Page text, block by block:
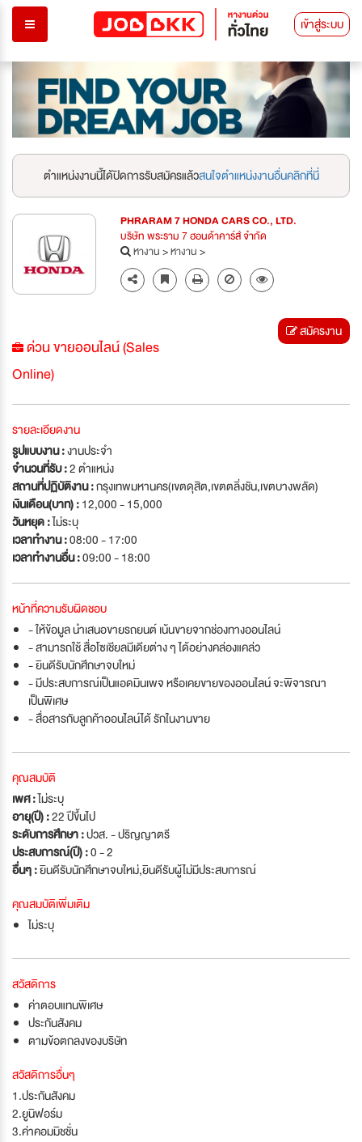
เข้าสู่ระบบ
ตำแหน่งงานนี้ได้ปิดการรับสมัครแล้วสนใจตำแหน่งงานอื่นคลิกที่นี่
PHRARAM 7 HONDA CARS CO., LTD.
บริษัท พระราม 7 ฮอนด้าคาร์ส์ จำกัด
หางาน>หางาน>
ด่วน ขายออนไลน์ (Sales
Online)
สมัครงาน
รายละเอียดงาน
รูปแบบงาน :งานประจำ
จำนวนที่รับ :2 ตำแหน่ง
สถานที่ปฏิบัติงาน :กรุงเทพมหานคร(เขตดุสิต,เขตตลิ่งชัน,เขตบางพลัด)
เงินเดือน(บาท) :12,000 - 15,000
วันหยุด :ไม่ระบุ
เวลาทำงาน :08:00 - 17:00
เวลาทำงานอื่น :09:00 - 18:00
หน้าที่ความรับผิดชอบ
- ให้ข้อมูล นำเสนอขายรถยนต์ เน้นขายจากช่องทางออนไลน์
- สามารถใช้ สื่อโซเชียลมีเดียต่าง ๆ ได้อย่างคล่องแคล่ว
- ยินดีรับนักศึกษาจบใหม่
- มีประสบการณ์เป็นแอดมินเพจ หรือเคยขายของออนไลน์ จะพิจารณา
เป็นพิเศษ
- สื่อสารกับลูกค้าออนไลน์ได้ รักในงานขาย
คุณสมบัติ
เพศ :ไม่ระบุ
อายุ(ปี) :22 ปีขึ้นไป
ระดับการศึกษา :ปวส. - ปริญญาตรี
ประสบการณ์(ปี) :0 - 2
อื่นๆ :ยินดีรับนักศึกษาจบใหม่,ยินดีรับผู้ไม่มีประสบการณ์
คุณสมบัติเพิ่มเติม
ไม่ระบุ
สวัสดิการ
ค่าตอบแทนพิเศษ
ประกันสังคม
ตามข้อตกลงของบริษัท
สวัสดิการอื่นๆ
1.ประกันสังคม
2.ยูนิฟอร์ม
3.ค่าคอมมิชชั่น